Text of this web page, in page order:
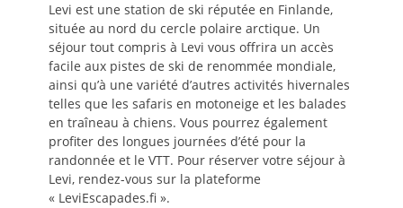
Levi est une station de ski réputée en Finlande,
située au nord du cercle polaire arctique. Un
séjour tout compris à Levi vous offrira un accès
facile aux pistes de ski de renommée mondiale,
ainsi qu’à une variété d’autres activités hivernales
telles que les safaris en motoneige et les balades
en traîneau à chiens. Vous pourrez également
profiter des longues journées d’été pour la
randonnée et le VTT. Pour réserver votre séjour à
Levi, rendez-vous sur la plateforme
« LeviEscapades.fi ».